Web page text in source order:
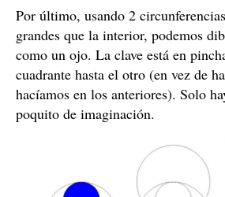
Por último, usando 2
grandes que la interior, podemos
como un ojo. La clave está en
cuadrante hasta el otro (en vez de
hacíamos en los anteriores). Solo
poquito de imaginación.